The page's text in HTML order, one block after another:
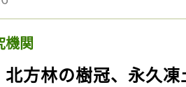
機関
北方林の樹冠、永久